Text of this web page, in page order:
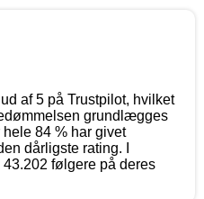
af 5 på Trustpilot, hvilket
grundlægges
84 % har givet
dårligste rating. I
følgere på deres